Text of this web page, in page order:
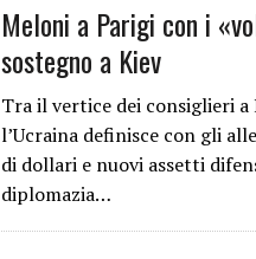
Meloni a Parigi con i
sostegno a Kiev
Tra il vertice dei consiglieri
l’Ucraina definisce con gli
di dollari e nuovi assetti
diplomazia…